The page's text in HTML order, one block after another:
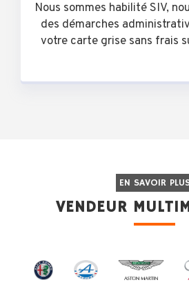
Nous sommes habilité SIV,
des démarches
votre carte grise sans frais
EN SAVOIR
VENDEUR